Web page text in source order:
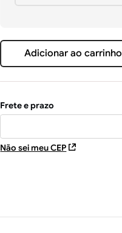
Adicionar ao carrinho
Não sei meu CEP